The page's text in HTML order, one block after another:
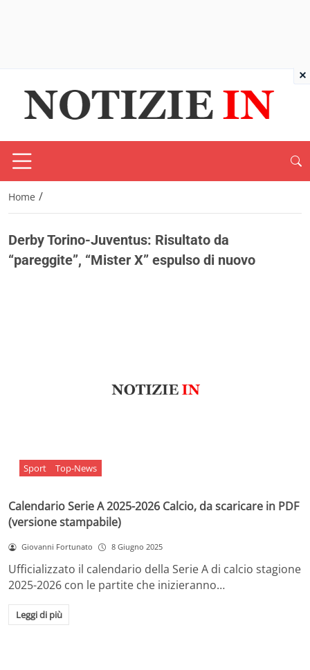
Home /
Derby Torino-Juventus: Risultato da
“pareggite”, “Mister X” espulso di nuovo
Sport Top-News
Calendario Serie A 2025-2026 Calcio, da scaricare in PDF
(versione stampabile)
Giovanni Fortunato 8 Giugno 2025
Ufficializzato il calendario della Serie A di calcio stagione
2025-2026 con le partite che inizieranno…
Leggi di più
×